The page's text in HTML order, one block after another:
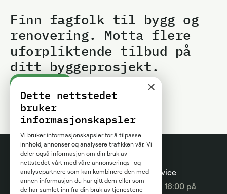
Finn fagfolk til bygg og
renovering. Motta flere
uforpliktende tilbud på
ditt byggeprosjekt.
Prosjektguider
Prisguider
For
entreprenører
Kundeservice
09:00 - 16:00 på
×
Dette nettstedet
bruker
informasjonskapsler
Vi bruker informasjonskapsler for å tilpasse
innhold, annonser og analysere trafikken vår. Vi
deler også informasjon om din bruk av
nettstedet vårt med våre annonserings- og
analysepartnere som kan kombinere den med
annen informasjon du har gitt dem eller som
de har samlet inn fra din bruk av tjenestene